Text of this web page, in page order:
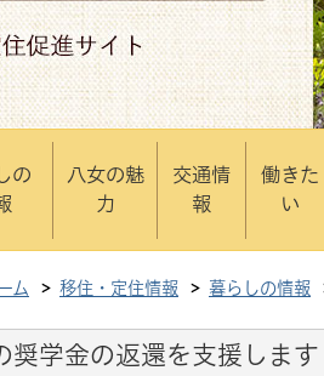
の
八女の魅
力
交通情
報
働きた
い
ム 移住・定住情報 暮らしの情報
奨学金の返還を支援します